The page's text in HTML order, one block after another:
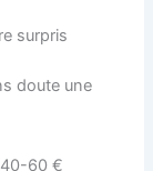
surpris
doute une
40-60 €